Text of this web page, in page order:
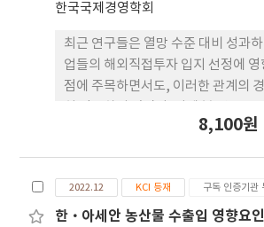
한국국제경영학회
최근 연구들은 열망 수준 대비 성과하
업들의 해외직접투자 입지 선정에 영
점에 주목하면서도, 이러한 관계의
개발(R&D) 집중도와 매출 총이익률
로 본 연구는 기업들 이 일반적으로
험할 시 단기적으로 효과적인 성과
8,100원
2022.12 KCI 등재 구독 인증기관
한·아세안 농산물 수출입 영향요